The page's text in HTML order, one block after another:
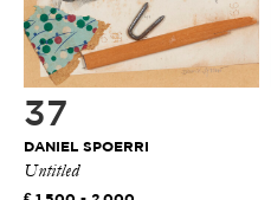
37
DANIEL SPOERRI
Untitled